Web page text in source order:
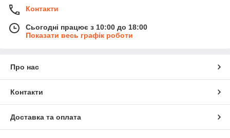
Контакти
Сьогодні працює з 10:00 до 18:00
Показати весь графік роботи
Про нас
Контакти
Доставка та оплата